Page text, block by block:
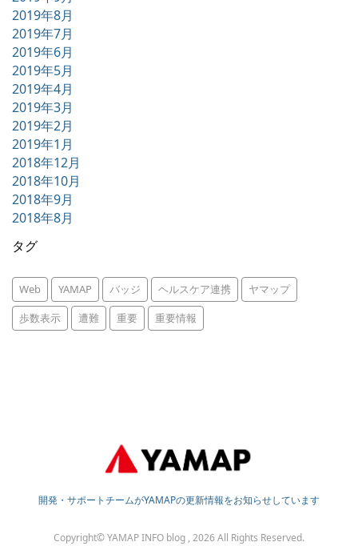
2019年8月
2019年7月
2019年6月
2019年5月
2019年4月
2019年3月
2019年2月
2019年1月
2018年12月
2018年10月
2018年9月
2018年8月
タグ
Web YAMAP バッジ ヘルスケア連携
ヤマップ
歩数表示
遭難 重要 重要情報
開発・サポートチームがYAMAPの更新情報をお知らせしています
Copyright© YAMAP INFO blog , 2026 All Rights Reserved.